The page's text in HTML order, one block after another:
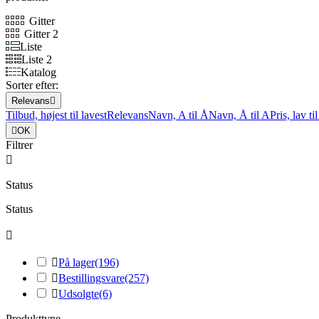
Gitter
Gitter 2
Liste
Liste 2
Katalog
Sorter efter:
Relevans 
Tilbud, højest til lavestRelevansNavn, A til ÅNavn, Å til APris, lav
OK
Filtrer

Status
Status

På lager(196)
Bestillingsvare(257)
Udsolgte(6)